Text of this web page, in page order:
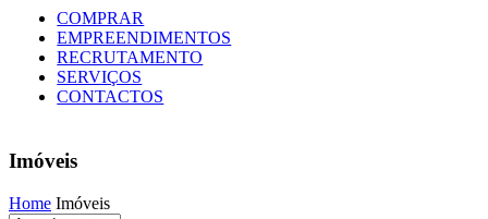
COMPRAR
EMPREENDIMENTOS
RECRUTAMENTO
SERVIÇOS
CONTACTOS
Imóveis
Home Imóveis